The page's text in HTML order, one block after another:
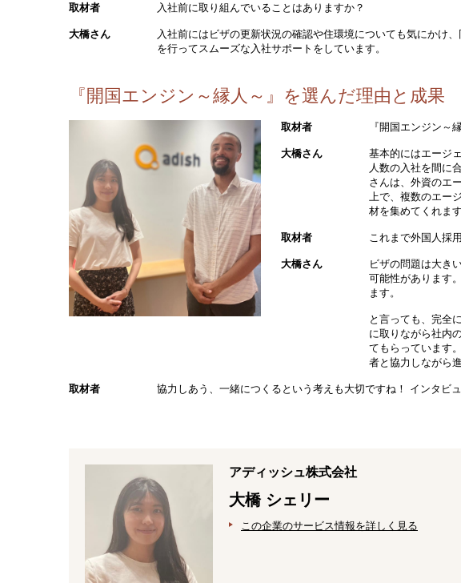
取材者 入社前に取り組んでいることはありますか？
大橋さん
入社前にはビザの更新状況の確認や住環境についても気にかけ
を行ってスムーズな入社サポートをしています。
『開国エンジン～縁人～』を選んだ理由と成果
取材者 『開国エンジン～
大橋さん
基本的にはエージ
人数の入社を間に
さんは、外資のエ
上で、複数のエー
材を集めてくれま
取材者 これまで外国人採
大橋さん
ビザの問題は大き
可能性があります
ます。
と言っても、完全
に取りながら社内
てもらっています
者と協力しながら
取材者 協力しあう、一緒につくるという考えも大切ですね！ インタビ
アディッシュ株式会社
大橋 シェリー
この企業のサービス情報を詳しく見る